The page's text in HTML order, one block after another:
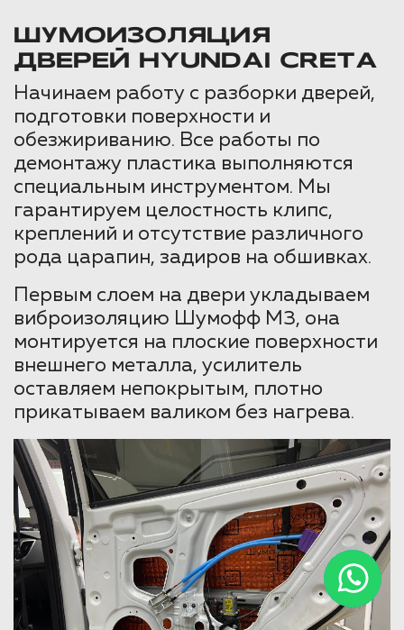
ШУМОИЗОЛЯЦИЯ
ДВЕРЕЙ HYUNDAI CRETA
Начинаем работу с разборки дверей,
подготовки поверхности и
обезжириванию. Все работы по
демонтажу пластика выполняются
специальным инструментом. Мы
гарантируем целостность клипс,
креплений и отсутствие различного
рода царапин, задиров на обшивках.
Первым слоем на двери укладываем
виброизоляцию Шумофф М3, она
монтируется на плоские поверхности
внешнего металла, усилитель
оставляем непокрытым, плотно
прикатываем валиком без нагрева.